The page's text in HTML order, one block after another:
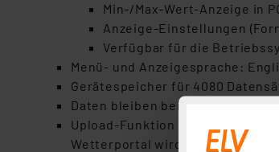
Min-/Max-Wert-Anzeige in
Anzeige-Einstellungen
Verfügbar für die
Menü- und Anzeigesprache:
Gerätespeicher für 4080
Daten bleiben bei einem
Upload-Funktion für
Wetterportal wird ein dauerhaft